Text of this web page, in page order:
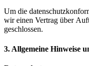
Um die
wir einen Vertrag über
geschlossen.
3. Allgemeine Hinweise